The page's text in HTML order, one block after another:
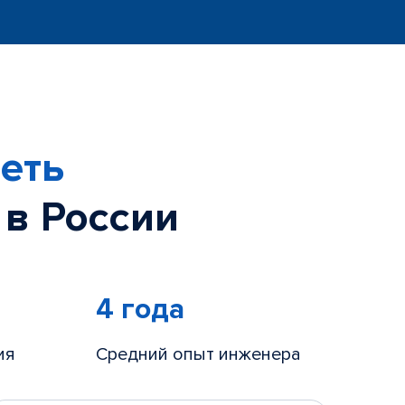
России
4 года
Средний опыт инженера